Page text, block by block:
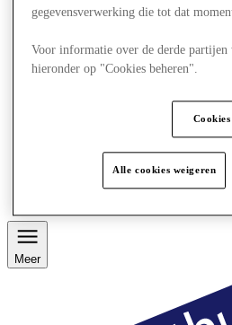
Restaurants
Meer
gegevensverwerking die tot dat
Voor informatie over de derde
hieronder op "Cookies beheren".
Alle cookies weigeren